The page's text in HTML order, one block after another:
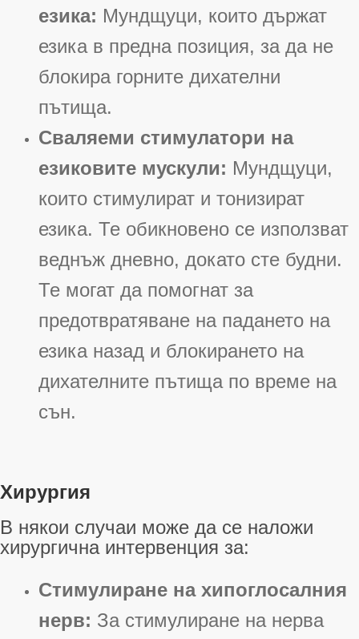
езика: Мундщуци, които държат
езика в предна позиция, за да не
блокира горните дихателни
пътища.
Сваляеми стимулатори на
езиковите мускули: Мундщуци,
които стимулират и тонизират
езика. Те обикновено се използват
веднъж дневно, докато сте будни.
Те могат да помогнат за
предотвратяване на падането на
езика назад и блокирането на
дихателните пътища по време на
сън.
Хирургия
В някои случаи може да се наложи
хирургична интервенция за:
Стимулиране на хипоглосалния
нерв: За стимулиране на нерва